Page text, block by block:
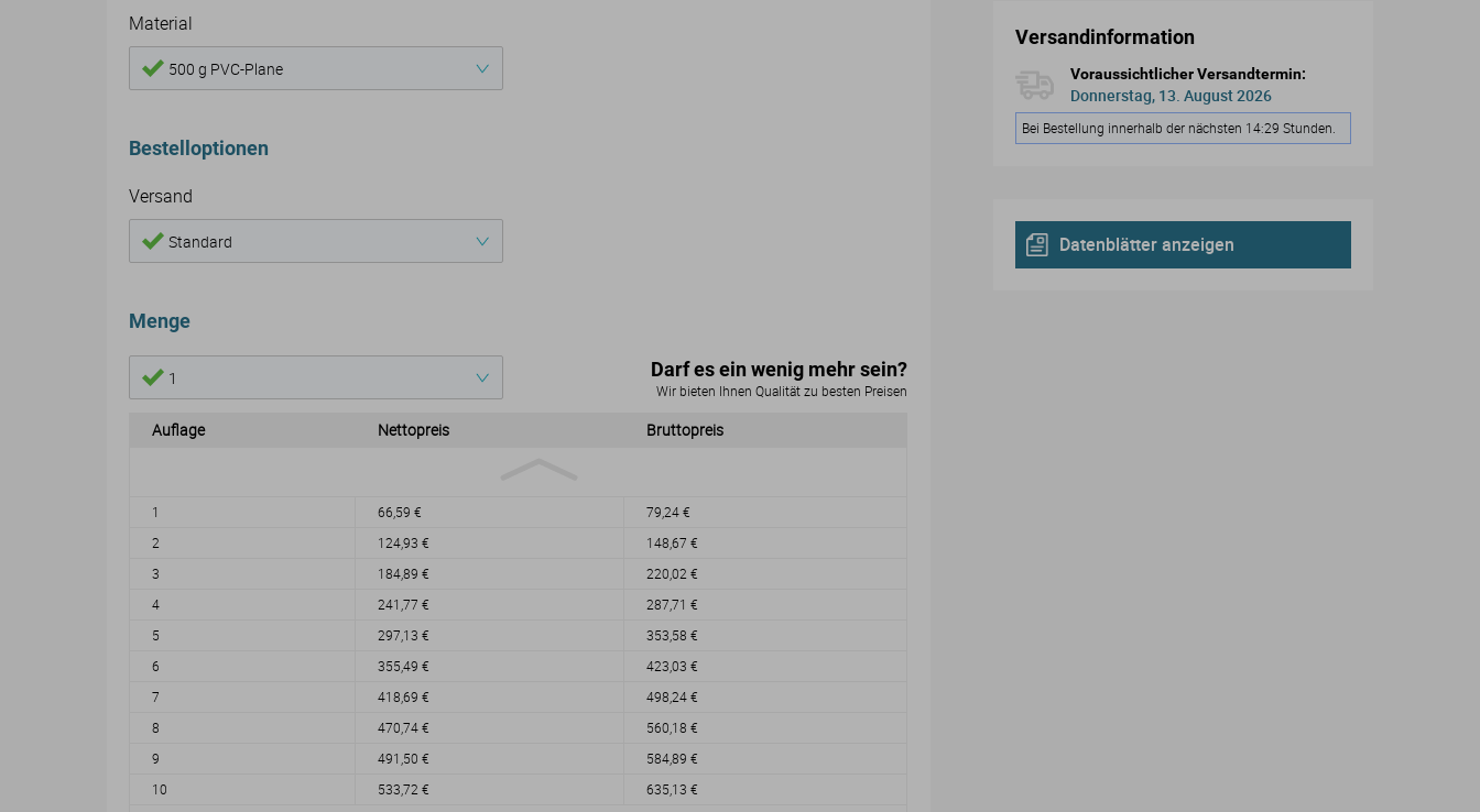
Material
500 g PVC-Plane
Bestelloptionen
Versand
Standard
Menge
1 Darf es ein wenig mehr sein?
Wir bieten Ihnen Qualität zu besten Preisen
Auflage Nettopreis Bruttopreis
1 66,59 €
79,24 €
2
124,93 €
148,67 €
3
184,89 €
220,02 €
4
241,77 €
287,71 €
5
297,13 €
353,58 €
6
355,49 €
423,03 €
7
418,69 €
498,24 €
8
470,74 €
560,18 €
9
491,50 €
584,89 €
10
533,72 € 635,13 €
Versandinformation
Voraussichtlicher Versandtermin:
Donnerstag, 13. August 2026
Bei Bestellung innerhalb der nächsten 14:29 Stunden.
Datenblätter anzeigen